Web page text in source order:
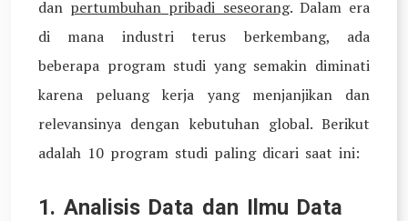
dan pertumbuhan pribadi seseorang. Dalam era
di mana industri terus berkembang, ada
beberapa program studi yang semakin diminati
karena peluang kerja yang menjanjikan dan
relevansinya dengan kebutuhan global. Berikut
adalah 10 program studi paling dicari saat ini:
1. Analisis Data dan Ilmu Data